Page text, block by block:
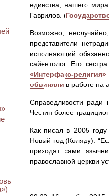
единства, нашего
Гаврилов. (
Возможно,
представители
исполняющий
сайентолог. Его
«Интерфакс-религия»
обвиняли в работе на
Справедливости ради
Честин более
Как писал в 2005 году
Новый год (Коляду):
приходят сами
православной церкви